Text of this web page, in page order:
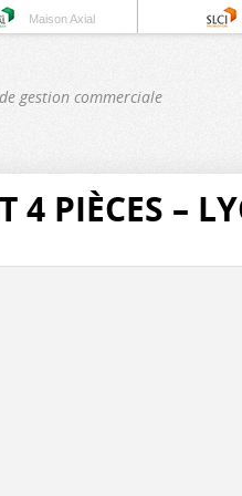
Maison Axial
gestion commerciale
4 PIÈCES –